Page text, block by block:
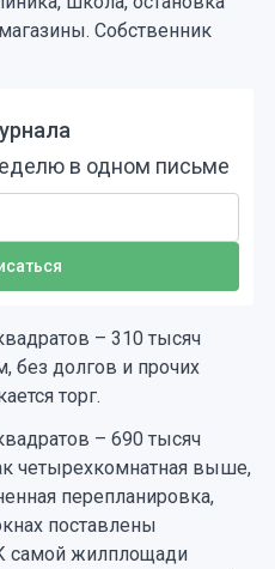
Собственник
в одном письме
– 310 тысяч
без долгов и прочих
торг.
– 690 тысяч
четырехкомнатная выше,
перепланировка,
поставлены
самой жилплощади